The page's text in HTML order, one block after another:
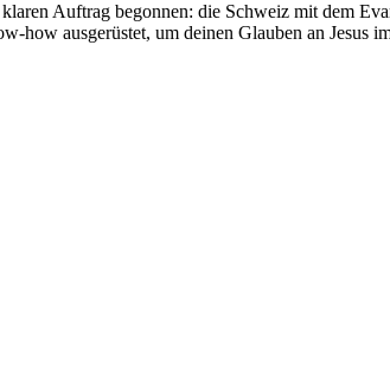
Auftrag begonnen: die Schweiz mit dem
how ausgerüstet, um deinen Glauben an Jesus